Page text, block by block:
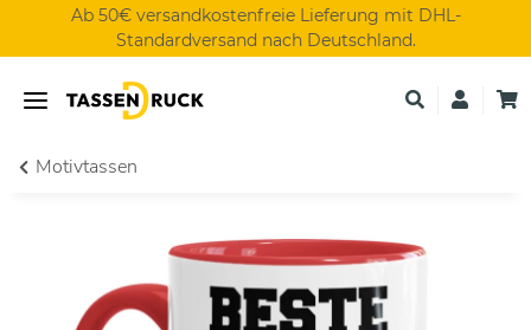
Ab 50€ versandkostenfreie Lieferung mit DHL-
Standardversand nach Deutschland.
Motivtassen